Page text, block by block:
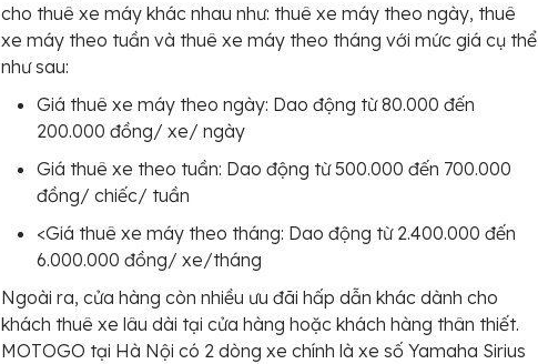
cho thuê xe máy khác nhau như: thuê xe máy theo ngày, thuê
xe máy theo tuần và thuê xe máy theo tháng với mức giá cụ thể
như sau:
Giá thuê xe máy theo ngày: Dao động từ 80.000 đến
200.000 đồng/ xe/ ngày
Giá thuê xe theo tuần: Dao động từ 500.000 đến 700.000
đồng/ chiếc/ tuần
<Giá thuê xe máy theo tháng: Dao động từ 2.400.000 đến
6.000.000 đồng/ xe/tháng
Ngoài ra, cửa hàng còn nhiều ưu đãi hấp dẫn khác dành cho
khách thuê xe lâu dài tại cửa hàng hoặc khách hàng thân thiết.
MOTOGO tại Hà Nội có 2 dòng xe chính là xe số Yamaha Sirius